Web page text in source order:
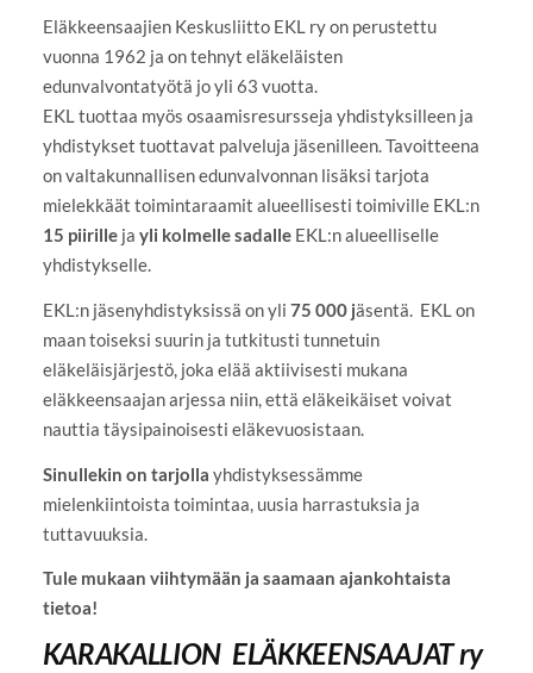
Eläkkeensaajien Keskusliitto EKL ry on perustettu
vuonna 1962 ja on tehnyt eläkeläisten
edunvalvontatyötä jo yli 63 vuotta.
EKL tuottaa myös osaamisresursseja yhdistyksilleen ja
yhdistykset tuottavat palveluja jäsenilleen. Tavoitteena
on valtakunnallisen edunvalvonnan lisäksi tarjota
mielekkäät toimintaraamit alueellisesti toimiville EKL:n
15 piirilleja yli kolmelle sadalleEKL:n alueelliselle
yhdistykselle.
EKL:n jäsenyhdistyksissä on yli 75 000 jäsentä. EKL on
maan toiseksi suurin ja tutkitusti tunnetuin
eläkeläisjärjestö, joka elää aktiivisesti mukana
eläkkeensaajan arjessa niin, että eläkeikäiset voivat
nauttia täysipainoisesti eläkevuosistaan.
Sinullekin on tarjolla yhdistyksessämme
mielenkiintoista toimintaa, uusia harrastuksia ja
tuttavuuksia.
Tule mukaan viihtymään ja saamaan ajankohtaista
tietoa!
KARAKALLION ELÄKKEENSAAJAT ry